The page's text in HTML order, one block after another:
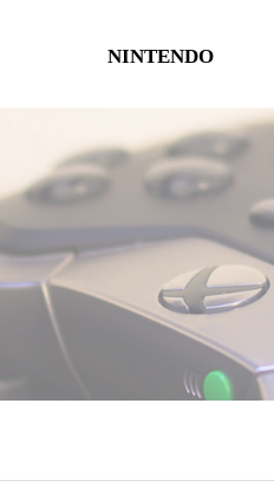
NINTENDO
타이틀
악세사리